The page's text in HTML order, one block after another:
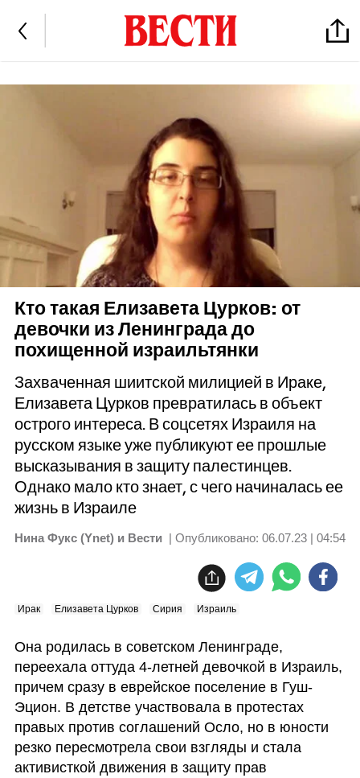
Кто такая Елизавета Цурков: от
девочки из Ленинграда до
похищенной израильтянки
Захваченная шиитской милицией в Ираке,
Елизавета Цурков превратилась в объект
острого интереса. В соцсетях Израиля на
русском языке уже публикуют ее прошлые
высказывания в защиту палестинцев.
Однако мало кто знает, с чего начиналась ее
жизнь в Израиле
Нина Фукс (Ynet) и Вести | Опубликовано: 06.07.23 | 04:54
Ирак Елизавета Цурков Сирия Израиль
Она родилась в советском Ленинграде,
переехала оттуда 4-летней девочкой в Израиль,
причем сразу в еврейское поселение в Гуш-
Эцион. В детстве участвовала в протестах
правых против соглашений Осло, но в юности
резко пересмотрела свои взгляды и стала
активисткой движения в защиту прав